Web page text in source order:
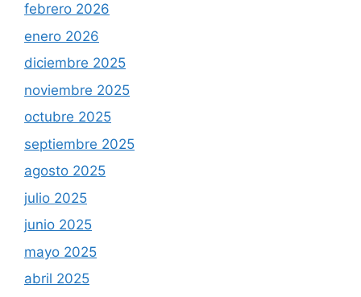
febrero 2026
enero 2026
diciembre 2025
noviembre 2025
octubre 2025
septiembre 2025
agosto 2025
julio 2025
junio 2025
mayo 2025
abril 2025